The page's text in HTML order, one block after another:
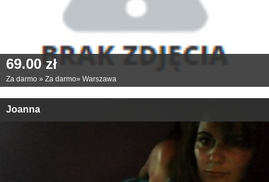
69.00 zł
Za darmo » Za darmo» Warszawa
Joanna